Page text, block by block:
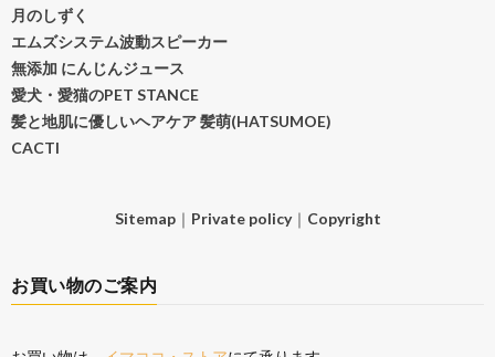
月のしずく
エムズシステム波動スピーカー
無添加 にんじんジュース
愛犬・愛猫のPET STANCE
髪と地肌に優しいヘアケア 髪萌(HATSUMOE)
CACTI
Sitemap｜ Private policy｜ Copyright
お買い物のご案内